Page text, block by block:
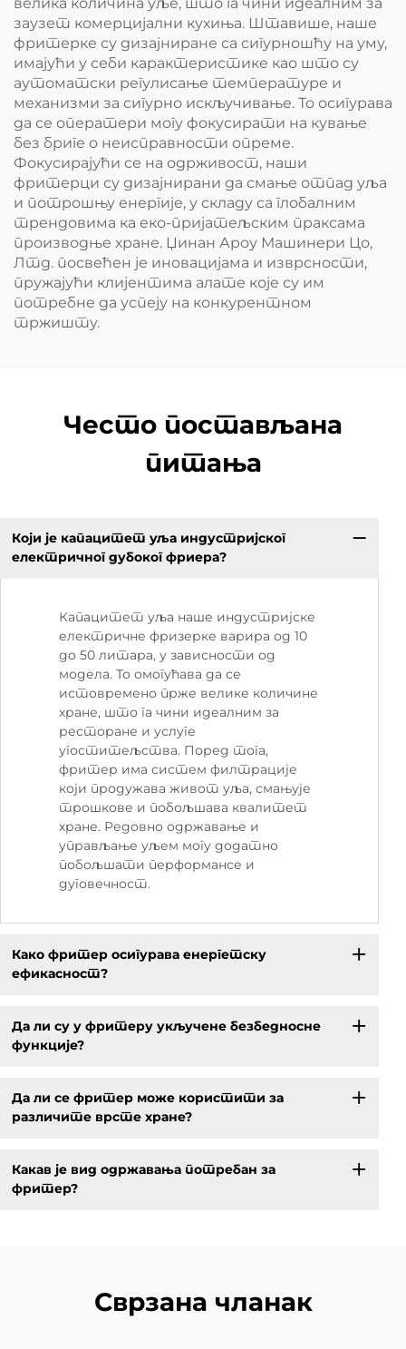
заузет комерцијални кухиња. Штавише, наше
фритерке су дизајниране са сигурношћу на уму,
имајући у себи карактеристике као што су
аутоматски регулисање температуре и
механизми за сигурно искључивање. То осигурава
да се оператери могу фокусирати на кување
без бриге о неисправности опреме.
Фокусирајући се на одрживост, наши
фритерци су дизајнирани да смање отпад уља
и потрошњу енергије, у складу са глобалним
трендовима ка еко-пријатељским праксама
производње хране. Џинан Ароу Машинери Цо,
Лтд. посвећен је иновацијама и изврсности,
пружајући клијентима алате које су им
потребне да успеју на конкурентном
тржишту.
Често постављана
питања
Који је капацитет уља индустријског
електричног дубоког фриера?
Капацитет уља наше индустријске
електричне фризерке варира од 10
до 50 литара, у зависности од
модела. То омогућава да се
истовремено прже велике количине
хране, што га чини идеалним за
ресторане и услуге
угоститељства. Поред тога,
фритер има систем филтрације
који продужава живот уља, смањује
трошкове и побољшава квалитет
хране. Редовно одржавање и
управљање уљем могу додатно
побољшати перформансе и
дуговечност.
Како фритер осигурава енергетску
ефикасност?
Да ли су у фритеру укључене безбедносне
функције?
Да ли се фритер може користити за
различите врсте хране?
Какав је вид одржавања потребан за
фритер?
Сврзана чланак